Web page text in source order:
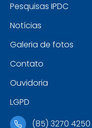
Pesquisas IPDC
Notícias
Galeria de fotos
Contato
Ouvidoria
LGPD
(85) 3270 4250